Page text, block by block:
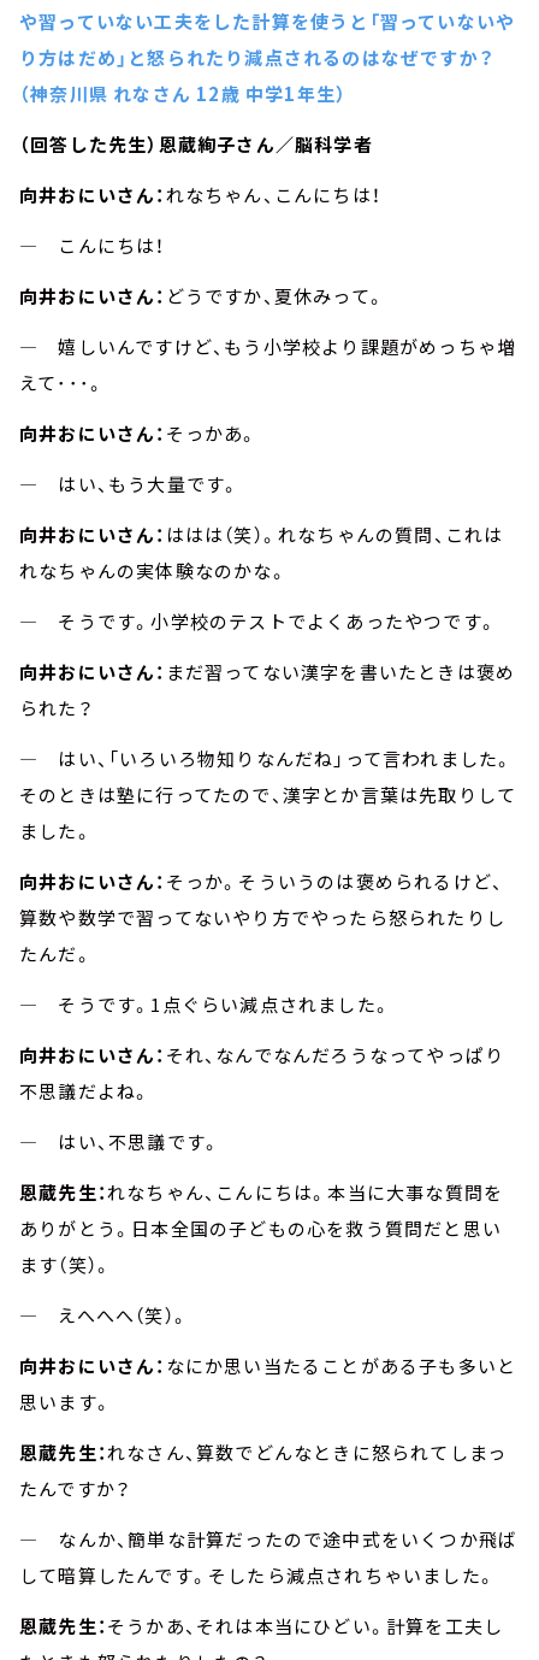
や習っていない工夫をした計算を使うと「習っていないや
り方はだめ」と怒られたり減点されるのはなぜですか？
（神奈川県 れなさん 12歳 中学1年生）
（回答した先生）恩蔵絢子さん／脳科学者
向井おにいさん：れなちゃん、こんにちは！
― こんにちは！
向井おにいさん： どうですか、夏休みって。
― 嬉しいんですけど、もう小学校より課題がめっちゃ増
えて･･･。
向井おにいさん： そっかあ。
― はい、もう大量です。
向井おにいさん： ははは（笑）。れなちゃんの質問、これは
れなちゃんの実体験なのかな。
― そうです。小学校のテストでよくあったやつです。
向井おにいさん： まだ習ってない漢字を書いたときは褒め
られた？
― はい、「いろいろ物知りなんだね」って言われました。
そのときは塾に行ってたので、漢字とか言葉は先取りして
ました。
向井おにいさん： そっか。そういうのは褒められるけど、
算数や数学で習ってないやり方でやったら怒られたりし
たんだ。
― そうです。1点ぐらい減点されました。
向井おにいさん： それ、なんでなんだろうなってやっぱり
不思議だよね。
― はい、不思議です。
恩蔵先生：れなちゃん、こんにちは。本当に大事な質問を
ありがとう。日本全国の子どもの心を救う質問だと思い
ます（笑）。
― えへへへ（笑）。
向井おにいさん： なにか思い当たることがある子も多いと
思います。
恩蔵先生：れなさん、算数でどんなときに怒られてしまっ
たんですか？
― なんか、簡単な計算だったので途中式をいくつか飛ば
して暗算したんです。そしたら減点されちゃいました。
恩蔵先生：そうかあ、それは本当にひどい。計算を工夫し